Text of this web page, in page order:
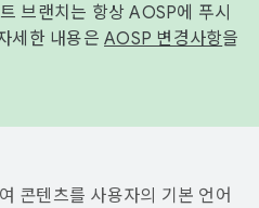
브랜치는 항상 AOSP에 푸시
세한 내용은 AOSP 변경사항을
콘텐츠를 사용자의 기본 언어